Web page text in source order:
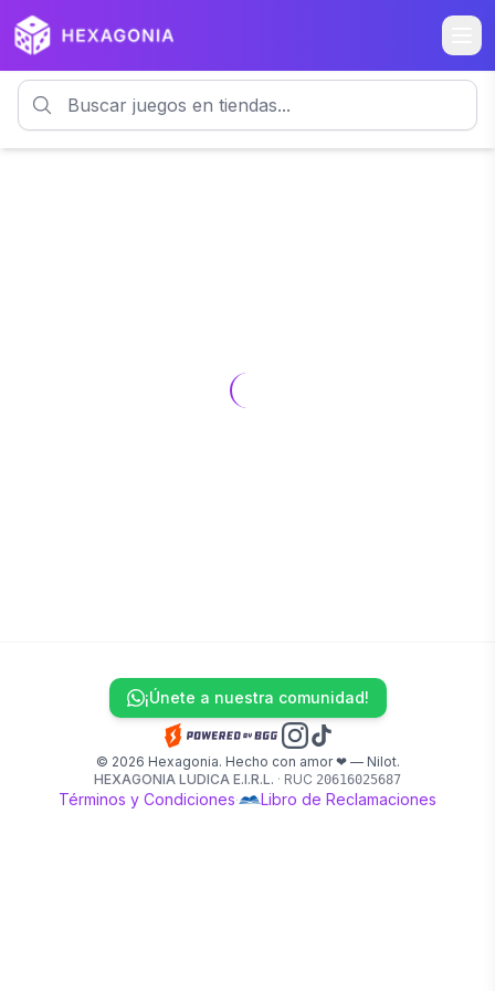
© 2026 Hexagonia. Hecho con amor ❤ — Nilot.
HEXAGONIA LUDICA E.I.R.L. · RUC 20616025687
Términos y Condiciones· Libro de Reclamaciones
¡Únete a nuestra comunidad!